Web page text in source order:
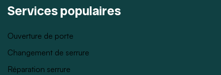
Services populaires
Ouverture de porte
Changement de serrure
Réparation serrure